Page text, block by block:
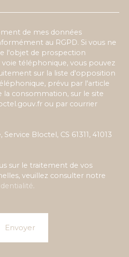
de mes données
au RGPD. Si vous ne
l'objet de prospection
téléphonique, vous pouvez
sur la liste d'opposition
prévu par l'article
la consommation, sur le site
ou par courrier
Bloctel, CS 61311, 41013
sur le traitement de vos
veuillez consulter notre
.
Envoyer